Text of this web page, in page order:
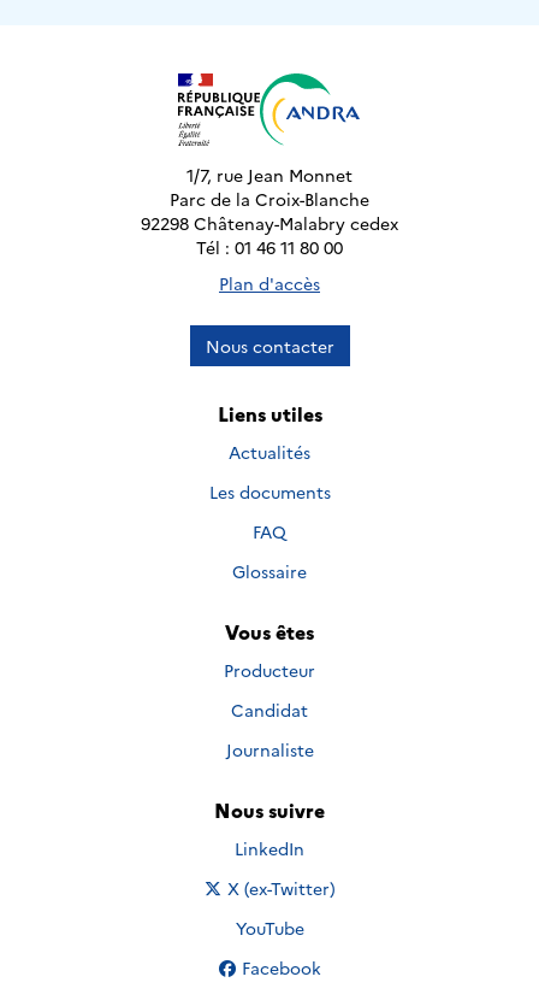
1/7, rue Jean Monnet
Parc de la Croix-Blanche
92298 Châtenay-Malabry cedex
Tél : 01 46 11 80 00
Plan d'accès
Nous contacter
Liens utiles
Actualités
Les documents
FAQ
Glossaire
Vous êtes
Producteur
Candidat
Journaliste
Nous suivre
Nous suivre sur
LinkedIn
Nous suivre sur
X (ex-Twitter)
Nous suivre sur
YouTube
Nous suivre sur
Facebook